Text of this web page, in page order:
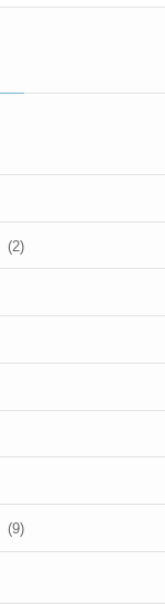
(2)
(9)